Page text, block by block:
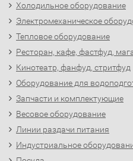
Холодильное оборудование
Электромеханическое
Тепловое оборудование
Ресторан, кафе, фастфуд,
Кинотеатр, фанфуд, стритфуд
Оборудование для
Запчасти и комплектующие
Весовое оборудование
Линии раздачи питания
Индустриальное